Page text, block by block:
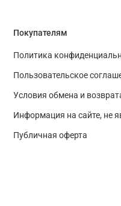
Покупателям
Политика
Пользовательское
Условия обмена и
Информация на сайте, не
Публичная оферта